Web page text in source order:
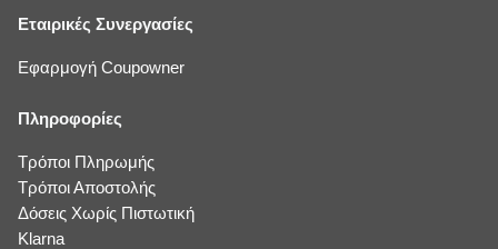
Εταιρικές Συνεργασίες
Εφαρμογή Coupowner
Πληροφορίες
Τρόποι Πληρωμής
Τρόποι Αποστολής
Δόσεις Χωρίς Πιστωτική
Klarna